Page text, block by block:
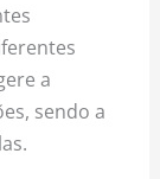
a
sendo a